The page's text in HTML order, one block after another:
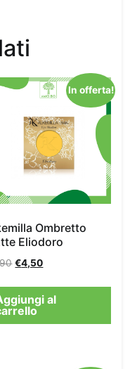
In offerta!
Ombretto
Eliodoro
€4,50
al